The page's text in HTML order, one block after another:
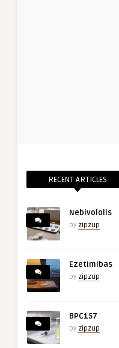
RECENT ARTICLES
Nebivololis
by zipzup
Ezetimibas
by zipzup
BPC157
by zipzup